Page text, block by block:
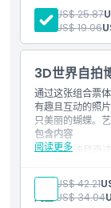
包含项
排除项
营业时间
需要了解的事项
错觉
探索九个主
王国、名作
成为艺术作
现场友好工
咖啡厅提供
成人: US$ 25.87
儿童:
US$ 19.06
3D世界自拍
通过这张组合票
有趣且互动的照
只美丽的蝴蝶。
阅读更多
包含内容
进入迪拜奇
参观吉尼斯
A380花卉装
入场3D世界
成人: US$ 42.21
儿童:US$ 34.04